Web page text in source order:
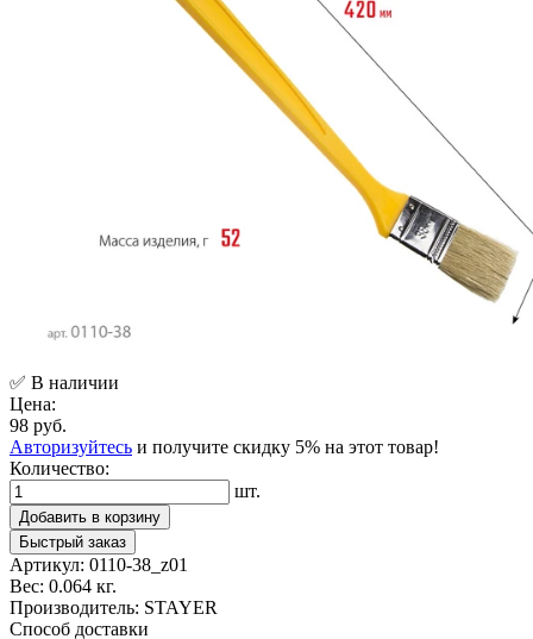
✅ В наличии
Цена:
98 руб.
Авторизуйтесь и получите скидку 5% на этот товар!
Количество:
шт.
Добавить в корзину
Быстрый заказ
Артикул: 0110-38_z01
Вес: 0.064 кг.
Производитель: STAYER
Способ доставки